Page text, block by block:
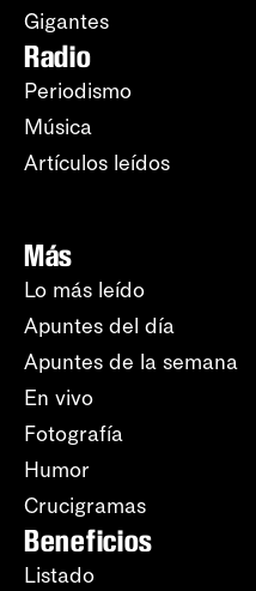
Gigantes
Radio
Periodismo
Música
Artículos leídos
Más
Lo más leído
Apuntes del día
Apuntes de la semana
En vivo
Fotografía
Humor
Crucigramas
Beneficios
Listado